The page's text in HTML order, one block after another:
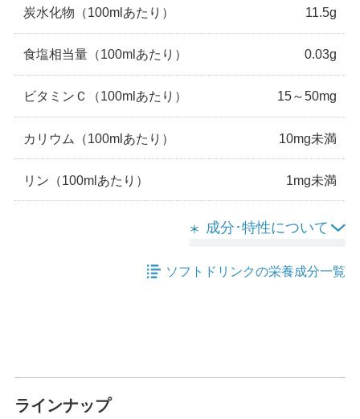
炭水化物 （100mlあたり） 11.5g
食塩相当量 （100mlあたり） 0.03g
ビタミンＣ （100mlあたり） 15～50mg
カリウム （100mlあたり） 10mg未満
リン （100mlあたり） 1mg未満
成分･特性について
ソフトドリンクの栄養成分一覧
ラインナップ